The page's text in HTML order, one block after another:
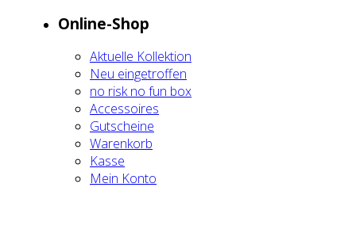
Online-Shop
Aktu­el­le Kol­lek­ti­on
Neu ein­ge­trof­fen
no risk no fun box
Acces­soires
Gut­schei­ne
Waren­korb
Kas­se
Mein Kon­to